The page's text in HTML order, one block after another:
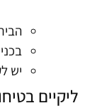
יש
ליקיים